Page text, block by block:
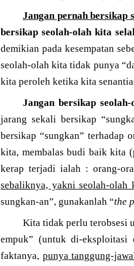
Jangan pernah bersikap
bersikap seolah-olah kita
demikian pada kesempatan
seolah-olah kita tidak punya
kita peroleh ketika kita
Jangan bersikap
jarang sekali bersikap
bersikap “sungkan” terhadap
kita, membalas budi baik kita
kerap terjadi ialah : orang-
sebaliknya, yakni seolah-olah
sungkan-an”, gunakanlah “the
Kita tidak perlu terobsesi
empuk” (untuk di-eksploitasi
faktanya, punya tanggung-